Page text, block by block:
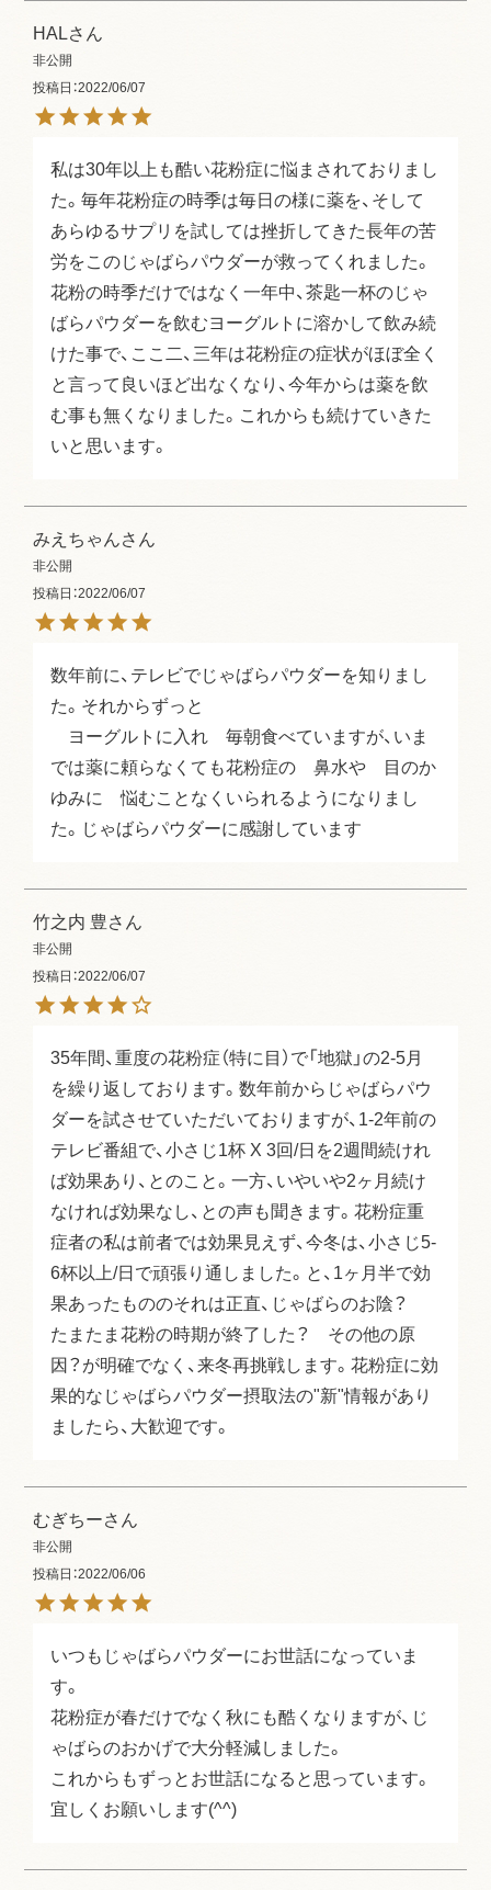
HAL
非公開
投稿日 2022/06/07
私は30年以上も酷い花粉症に悩まされておりまし
た。毎年花粉症の時季は毎日の様に薬を、そして
あらゆるサプリを試しては挫折してきた長年の苦
労をこのじゃばらパウダーが救ってくれました。
花粉の時季だけではなく一年中、茶匙一杯のじゃ
ばらパウダーを飲むヨーグルトに溶かして飲み続
けた事で、ここ二、三年は花粉症の症状がほぼ全く
と言って良いほど出なくなり、今年からは薬を飲
む事も無くなりました。これからも続けていきた
いと思います。
みえちゃん
非公開
投稿日 2022/06/07
数年前に、テレビでじゃばらパウダーを知りまし
た。それからずっと
ヨーグルトに入れ　毎朝食べていますが、いま
では薬に頼らなくても花粉症の　鼻水や　目のか
ゆみに　悩むことなくいられるようになりまし
た。じゃばらパウダーに感謝しています
竹之内 豊
非公開
投稿日 2022/06/07
35年間、重度の花粉症（特に目）で「地獄」の2-5月
を繰り返しております。数年前からじゃばらパウ
ダーを試させていただいておりますが、1‐2年前の
テレビ番組で、小さじ1杯 X 3回/日を2週間続けれ
ば効果あり、とのこと。一方、いやいや2ヶ月続け
なければ効果なし、との声も聞きます。花粉症重
症者の私は前者では効果見えず、今冬は、小さじ5-
6杯以上/日で頑張り通しました。と、1ヶ月半で効
果あったもののそれは正直、じゃばらのお陰？
たまたま花粉の時期が終了した？　その他の原
因？が明確でなく、来冬再挑戦します。花粉症に効
果的なじゃばらパウダー摂取法の"新"情報があり
ましたら、大歓迎です。
むぎちー
非公開
投稿日 2022/06/06
いつもじゃばらパウダーにお世話になっていま
す。
花粉症が春だけでなく秋にも酷くなりますが、じ
ゃばらのおかげで大分軽減しました。
これからもずっとお世話になると思っています。
宜しくお願いします(^^)